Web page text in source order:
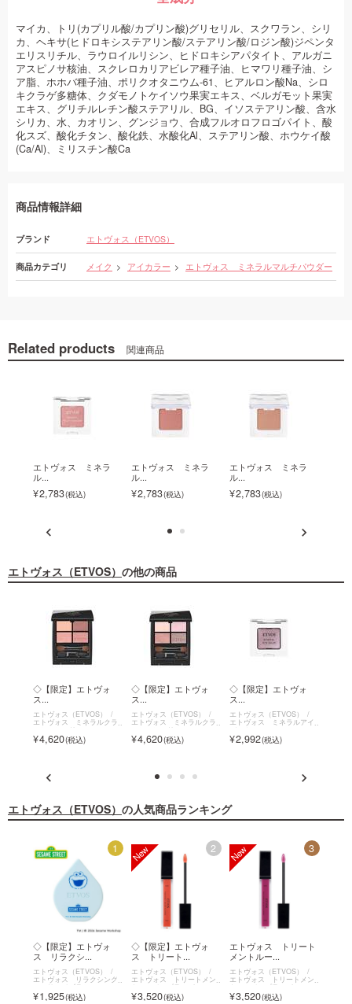
マイカ、トリ(カプリル酸/カプリン酸)グリセリル、スクワラン、シリ
カ、ヘキサ(ヒドロキシステアリン酸/ステアリン酸/ロジン酸)ジペンタ
エリスリチル、ラウロイルリシン、ヒドロキシアパタイト、アルガニ
アスピノサ核油、スクレロカリアビレア種子油、ヒマワリ種子油、シ
ア脂、ホホバ種子油、ポリクオタニウム-61、ヒアルロン酸Na、シロ
キクラゲ多糖体、クダモノトケイソウ果実エキス、ベルガモット果実
エキス、グリチルレチン酸ステアリル、BG、イソステアリン酸、含水
シリカ、水、カオリン、グンジョウ、合成フルオロフロゴパイト、酸
化スズ、酸化チタン、酸化鉄、水酸化Al、ステアリン酸、ホウケイ酸
(Ca/Al)、ミリスチン酸Ca
商品情報詳細
ブランド エトヴォス（ETVOS）
商品カテゴリ メイク アイカラー エトヴォス ミネラルマルチパウダー
Related products 関連商品
エトヴォス ミネラ
ル...
2,783
エトヴォス ミネラ
ル...
2,783
エトヴォス ミネラ
ル...
2,783
エトヴォス（ETVOS） の他の商品
◇【限定】エトヴォ
ス...
エトヴォス（ETVOS）
エトヴォス ミネラルクラ
ッシィシャドー
4,620
◇【限定】エトヴォ
ス...
エトヴォス（ETVOS）
エトヴォス ミネラルクラ
ッシィシャドー
4,620
◇【限定】エトヴォ
ス...
エトヴォス（ETVOS）
エトヴォス ミネラルアイ
2,992
エトヴォス（ETVOS） の人気商品ランキング
1
◇【限定】エトヴォ
ス リラクシ...
エトヴォス（ETVOS）
エトヴォス リラクシング
マッサージブラシ
1,925
2
◇【限定】エトヴォ
ス トリート...
エトヴォス（ETVOS）
エトヴォス トリートメン
トルージュプランパー
3,520
3
エトヴォス トリート
メントルー...
エトヴォス（ETVOS）
エトヴォス トリートメン
トルージュプランパー
3,520